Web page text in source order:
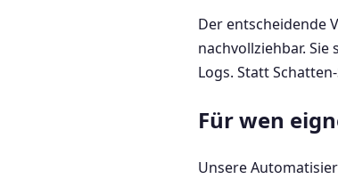
Der entscheidende
nachvollziehbar.
Logs. Statt
Für wen
Unsere